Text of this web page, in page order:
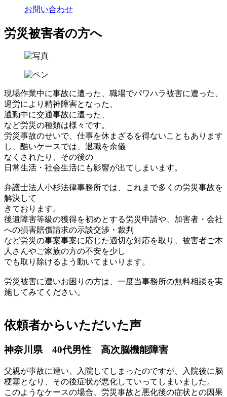
お問い合わせ
労災被害者の方へ
現場作業中に事故に遭った、職場でパワハラ被害に遭った、
過労により精神障害となった、
通勤中に交通事故に遭った、
など労災の種類は様々です。
労災事故のせいで、仕事を休まざるを得ないこともあります
し、酷いケースでは、退職を余儀
なくされたり、その後の
日常生活・社会生活にも影響が出てしまいます。
弁護士法人小杉法律事務所では、これまで多くの労災事故を
解決して
きております。
後遺障害等級の獲得を初めとする労災申請や、加害者・会社
への損害賠償請求の示談交渉・裁判
など労災の事案事案に応じた適切な対応を取り、被害者ご本
人さんやご家族の方の不安を少し
でも取り除けるよう動いてまいります。
労災被害に遭いお困りの方は、一度当事務所の無料相談を実
施してみてください。
依頼者からいただいた声
神奈川県 40代男性 高次脳機能障害
父親が事故に遭い、入院してしまったのですが、入院後に脳
梗塞となり、その後症状が悪化していってしまいました。
このようなケースの場合、労災事故と悪化後の症状との因果